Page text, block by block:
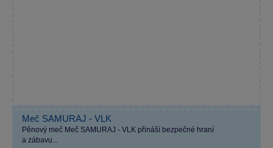
Meč SAMURAJ - VLK
Pěnový meč Meč SAMURAJ - VLK přináší bezpečné hraní
a zábavu...